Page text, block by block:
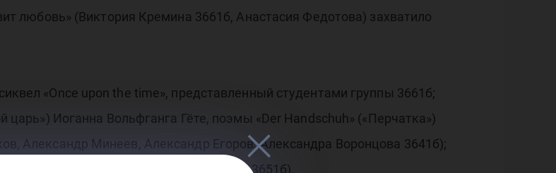
любовь» (Виктория Кремина 3661б, Анастасия Федотова) захватило
«Once upon the time», представленный студентами группы 3661б;
Иоганна Вольфганга Гёте, поэмы «Der Handschuh» («Перчатка»)
Александр Минеев, Александр Егоров, Александра Воронцова 3641б);
(Лейла Пырьева и Никита Орловский 3651б).